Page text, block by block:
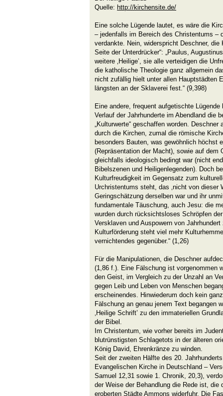
Quelle: http://kirchensite.de/
Eine solche Lügende lautet, es wäre die
– jedenfalls im Bereich des Christentums –
verdankte. Nein, widerspricht Deschner,
Seite der Unterdrücker“: „Paulus,
weitere ‚Heilige’, sie alle verteidigen die
die katholische Theologie ganz allgemein
nicht zufällig hielt unter allen Hauptstädten
längsten an der Sklaverei fest.“ (9,398)
Eine andere, frequent aufgetischte
Verlauf der Jahrhunderte im Abendland die
„Kulturwerte“ geschaffen worden. Deschner
durch die Kirchen, zumal die römische
besonders Bauten, was gewöhnlich höchst
(Repräsentation der Macht), sowie auf dem
gleichfalls ideologisch bedingt war (nicht
Bibelszenen und Heiligenlegenden). Doch
Kulturfreudigkeit im Gegensatz zum
Urchristentums steht, das ‚nicht von dieser
Geringschätzung derselben war und ihr
fundamentale Täuschung, auch Jesu: die
wurden durch rücksichtsloses Schröpfen
Versklaven und Auspowern von
Kulturförderung steht viel mehr
vernichtendes gegenüber.“ (1,26)
Für die Manipulationen, die Deschner
(1,86 f.). Eine Fälschung ist vorgenommen
den Geist, im Vergleich zu der Unzahl an
gegen Leib und Leben von Menschen
erscheinendes. Hinwiederum doch kein
Fälschung an genau jenem Text begangen
‚Heilige Schrift’ zu den immateriellen
der Bibel.
Im Christentum, wie vorher bereits im
blutrünstigsten Schlagetots in der älteren
König David, Ehrenkränze zu winden.
Seit der zweiten Hälfte des 20.
Evangelischen Kirche in Deutschland –
Samuel 12,31 sowie 1. Chronik, 20,3),
der Weise der Behandlung die Rede ist, die
eroberten Städte Ammons widerfuhr. Die